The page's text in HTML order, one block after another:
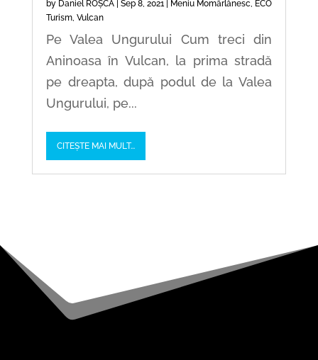
by Daniel ROȘCA| Sep 8, 2021| Meniu Momârlănesc, ECO
Turism, Vulcan
Pe Valea Ungurului Cum treci din
Aninoasa în Vulcan, la prima stradă
pe dreapta, după podul de la Valea
Ungurului, pe...
CITEȘTE MAI MULT...